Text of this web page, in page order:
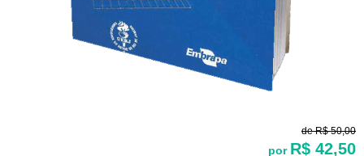
de R$ 50,00
por R$ 42,50